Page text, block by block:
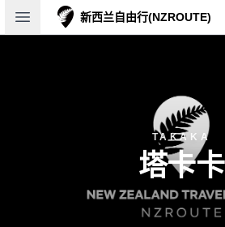
Open sidebar新西兰自由行(NZROUTE)
TAKAKA
塔卡卡